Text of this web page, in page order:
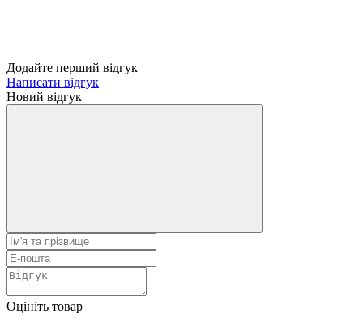
Додайте перший відгук
Написати відгук
Новий відгук
Оцініть товар